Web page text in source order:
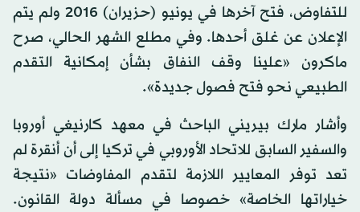
للتفاوض، فتح آخرها في يونيو (حزيران) 2016 ولم يتم
الإعلان عن غلق أحدها. وفي مطلع الشهر الحالي، صرح
ماكرون «علينا وقف النفاق بشأن إمكانية التقدم
الطبيعي نحو فتح فصول جديدة».
وأشار مارك بيريني الباحث في معهد كارنيغي أوروبا
والسفير السابق للاتحاد الأوروبي في تركيا إلى أن أنقرة لم
تعد توفر المعايير اللازمة لتقدم المفاوضات «نتيجة
خياراتها الخاصة» خصوصا في مسألة دولة القانون.